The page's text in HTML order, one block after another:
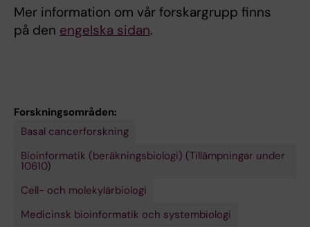
Mer information om vår forskargrupp finns
på den engelska sidan.
Forskningsområden:
Basal cancerforskning
Bioinformatik (beräkningsbiologi) (Tillämpningar under
10610)
Cell- och molekylärbiologi
Medicinsk bioinformatik och systembiologi